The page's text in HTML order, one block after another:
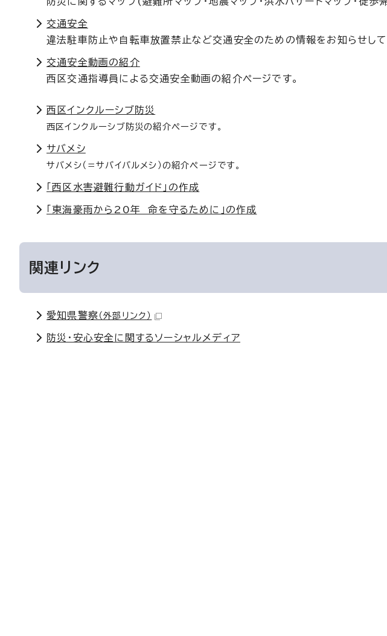
交通安全
違法駐車防止や自転車放置禁止など交通安全のための情報をお知らせして
交通安全動画の紹介
西区交通指導員による交通安全動画の紹介ページです。
西区インクルーシブ防災
西区インクルーシブ防災の紹介ページです。
サバメシ
サバメシ（＝サバイバルメシ）の紹介ページです。
「西区水害避難行動ガイド」の作成
「東海豪雨から20年 命を守るために」の作成
関連リンク
愛知県警察 （外部リンク）
防災・安心安全に関するソーシャルメディア